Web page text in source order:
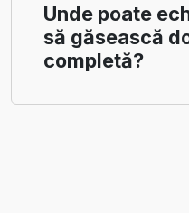
Unde poate
să găsească
completă?